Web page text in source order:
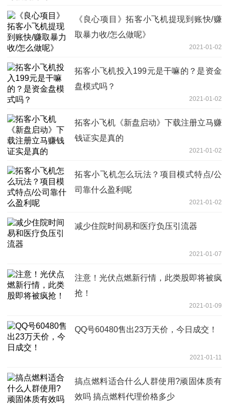
《良心项目》拓客小飞机提现到账快/赚
取暴力收/怎么做呢》
2021-01-02
拓客小飞机投入199元是干嘛的？是资金
盘模式吗？
2021-01-02
拓客小飞机《新盘启动》下载注册立马赚
钱证实是真的
2021-01-02
拓客小飞机怎么玩法？项目模式特点/公
司靠什么盈利呢
2021-01-02
减少住院时间易和医疗负压引流器
2021-01-07
注意！光伏点燃新行情，此类股即将被疯
抢！
2021-01-09
QQ号60480售出23万天价，今日成交！
2021-01-11
搞点燃料适合什么人群使用?顽固体质有
效吗 搞点燃料代理价格多少